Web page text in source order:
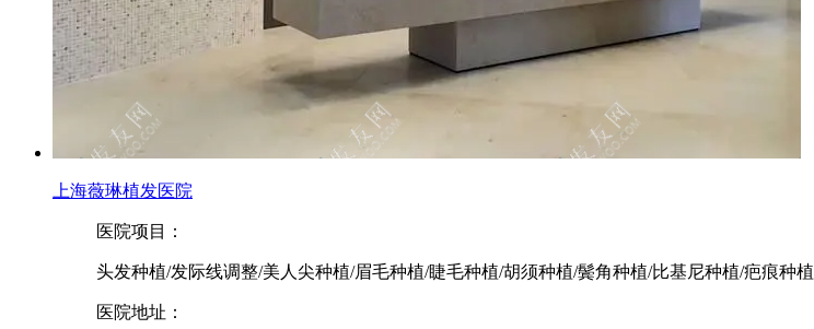
上海薇琳植发医院
医院项目：
头发种植/发际线调整/美人尖种植/眉毛种植/睫毛种植/胡须种植/鬓角种植/比基尼种植/疤痕种植
医院地址：